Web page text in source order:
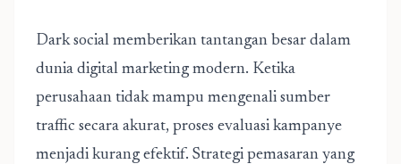
Dark social memberikan tantangan besar dalam
dunia digital marketing modern. Ketika
perusahaan tidak mampu mengenali sumber
traffic secara akurat, proses evaluasi kampanye
menjadi kurang efektif. Strategi pemasaran yang